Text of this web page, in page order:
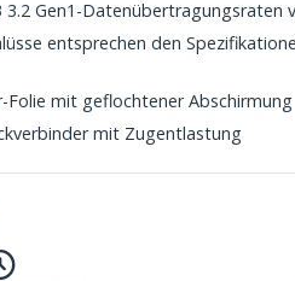
Gen1-Datenübertragungsraten
entsprechen den
Folie mit geflochtener Abschirmung
mit Zugentlastung